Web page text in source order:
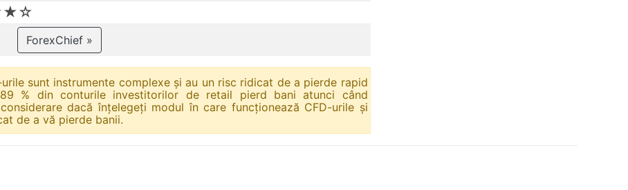
ForexChief »
sunt instrumente complexe și au un risc ridicat de a pierde rapid
% din conturile investitorilor de retail pierd bani atunci când
dacă înțelegeți modul în care funcționează CFD-urile și
de a vă pierde banii.